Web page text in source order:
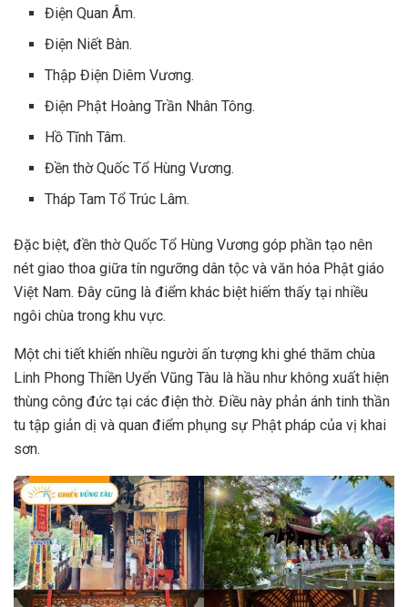
Điện Quan Âm.
Điện Niết Bàn.
Thập Điện Diêm Vương.
Điện Phật Hoàng Trần Nhân Tông.
Hồ Tĩnh Tâm.
Đền thờ Quốc Tổ Hùng Vương.
Tháp Tam Tổ Trúc Lâm.
Đặc biệt, đền thờ Quốc Tổ Hùng Vương góp phần tạo nên
nét giao thoa giữa tín ngưỡng dân tộc và văn hóa Phật giáo
Việt Nam. Đây cũng là điểm khác biệt hiếm thấy tại nhiều
ngôi chùa trong khu vực.
Một chi tiết khiến nhiều người ấn tượng khi ghé thăm chùa
Linh Phong Thiền Uyển Vũng Tàu là hầu như không xuất hiện
thùng công đức tại các điện thờ. Điều này phản ánh tinh thần
tu tập giản dị và quan điểm phụng sự Phật pháp của vị khai
sơn.